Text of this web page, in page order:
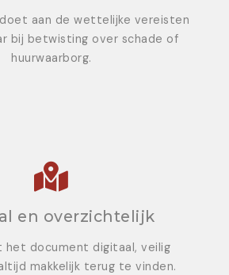
aan de wettelijke vereisten
bij betwisting over schade of
huurwaarborg.
en overzichtelijk
het document digitaal, veilig
makkelijk terug te vinden.